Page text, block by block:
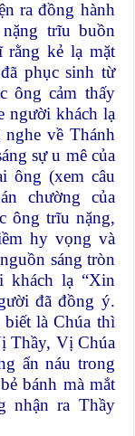
ra đồng hành
trĩu buồn
rằng kẻ lạ mặt
phục sinh từ
ông cảm thấy
người khách lạ
về Thánh
sự u mê của
ông (xem câu
chường của
ông trĩu nặng,
hy vọng và
sáng tròn
khách lạ “Xin
đã đồng ý.
là Chúa thì
Thầy, Vị Chúa
ẩn náu trong
bánh mà mắt
nhận ra Thầy